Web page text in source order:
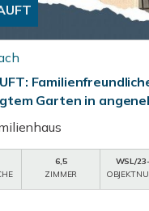
Garten in
6,5
ZIMMER
WSL/